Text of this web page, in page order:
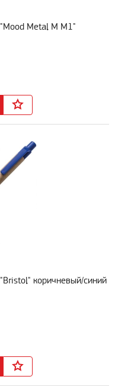
Metal M M1"
коричневый/синий